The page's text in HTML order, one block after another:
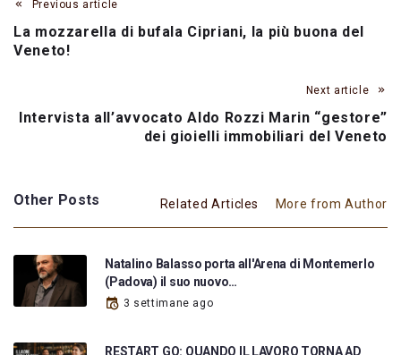
Previous article
La mozzarella di bufala Cipriani, la più buona del
Veneto!
Next article
Intervista all’avvocato Aldo Rozzi Marin “gestore”
dei gioielli immobiliari del Veneto
Other Posts Related Articles More from Author
Natalino Balasso porta all'Arena di Montemerlo
(Padova) il suo nuovo…
3 settimane ago
RESTART GO: QUANDO IL LAVORO TORNA AD